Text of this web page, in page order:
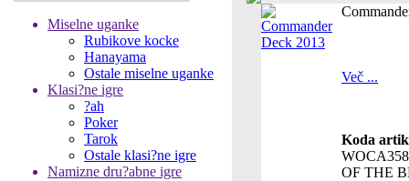
Miselne uganke
Rubikove kocke
Hanayama
Ostale miselne uganke
Klasi?ne igre
?ah
Poker
Tarok
Ostale klasi?ne igre
Namizne dru?abne igre
Več ...
Koda
OF THE